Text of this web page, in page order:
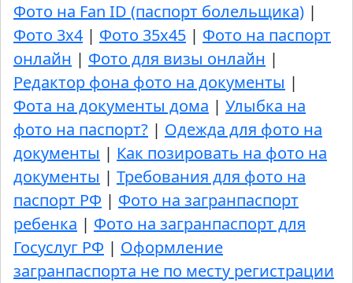
Фото на Fan ID (паспорт болельщика) |
Фото 3х4 | Фото 35х45 | Фото на паспорт
онлайн | Фото для визы онлайн |
Редактор фона фото на документы |
Фота на документы дома | Улыбка на
фото на паспорт? | Одежда для фото на
документы | Как позировать на фото на
документы | Требования для фото на
паспорт РФ | Фото на загранпаспорт
ребенка | Фото на загранпаспорт для
Госуслуг РФ | Оформление
загранпаспорта не по месту регистрации